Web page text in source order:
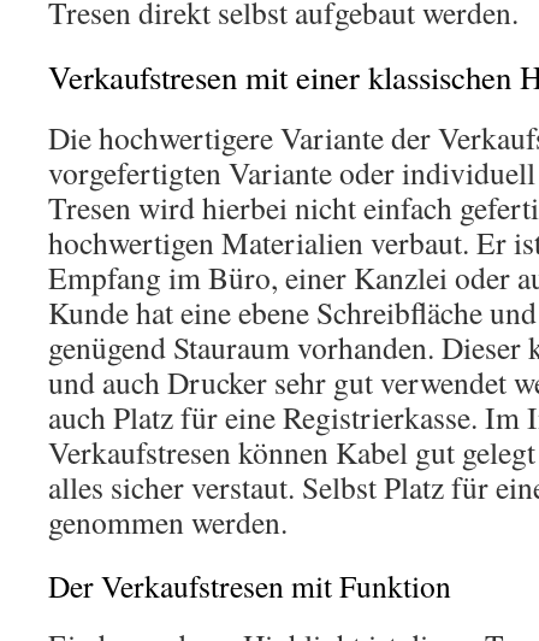
Tresen direkt selbst aufgebaut werden.
Verkaufstresen mit einer klassischen
Die hochwertigere Variante der
vorgefertigten Variante oder
Tresen wird hierbei nicht einfach
hochwertigen Materialien verbaut. Er
Empfang im Büro, einer Kanzlei oder
Kunde hat eine ebene Schreibfläche
genügend Stauraum vorhanden.
und auch Drucker sehr gut verwendet
auch Platz für eine Registrierkasse. Im
Verkaufstresen können Kabel gut
alles sicher verstaut. Selbst Platz für
genommen werden.
Der Verkaufstresen mit Funktion